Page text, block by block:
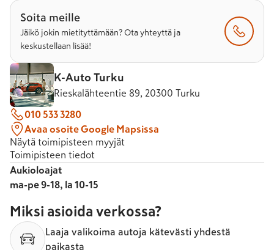
Soita meille
Jäikö jokin mietityttämään? Ota yhteyttä ja
keskustellaan lisää!
K-Auto Turku
Rieskalähteentie 89, 20300 Turku
010 533 3280
Avaa osoite Google Mapsissa
Näytä toimipisteen myyjät
Toimipisteen tiedot
Aukioloajat
ma-pe 9-18, la 10-15
Miksi asioida verkossa?
Laaja valikoima autoja kätevästi yhdestä
paikasta